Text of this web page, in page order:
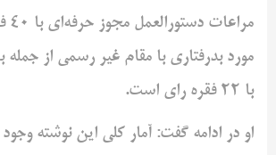
مورد بدرفتاری با مقام غیر رسمی از جمله
با ۲۲ فقره رای است.
او در ادامه گفت: آمار کلی این نوشته